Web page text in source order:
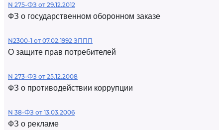
N 275-ФЗ от 29.12.2012
ФЗ о государственном оборонном заказе
N2300-1 от 07.02.1992 ЗППП
О защите прав потребителей
N 273-ФЗ от 25.12.2008
ФЗ о противодействии коррупции
N 38-ФЗ от 13.03.2006
ФЗ о рекламе